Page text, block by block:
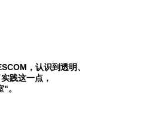
，认识到透明、
践这一点，
。